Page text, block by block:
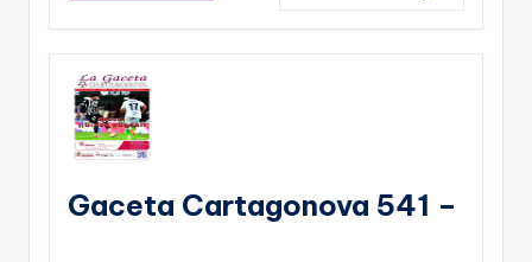
Gaceta Cartagonova 541 –